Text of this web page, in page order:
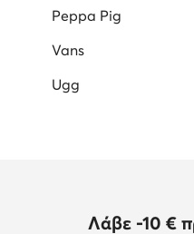
Peppa Pig
Vans
Ugg
Λάβε -10 €